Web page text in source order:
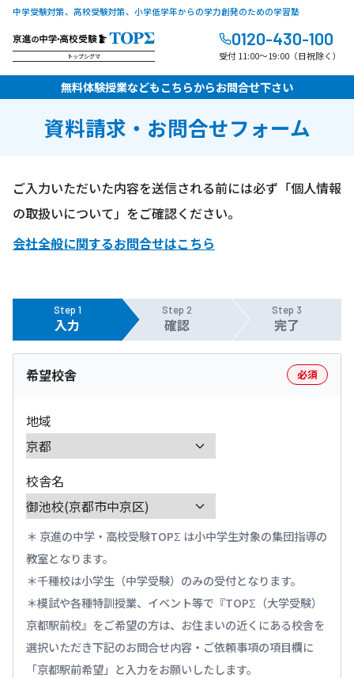
中学受験対策、高校受験対策、小学低学年からの学力創発のための学習塾
トップシグマ
0120-430-100
受付 11:00～19:00（日祝除く）
資料請求・お問合せフォーム
無料体験授業などもこちらからお問合せ下さい
ご入力いただいた内容を送信される前には必ず「個人情報
の取扱いについて」をご確認ください。
会社全般に関するお問合せはこちら
Step 1
入力
Step 2
確認
Step 3
完了
希望校舎 必須
地域
校舎名
京進の中学・高校受験TOPΣ は小中学生対象の集団指導の
教室となります。
千種校は小学生（中学受験）のみの受付となります。
模試や各種特訓授業、イベント等で『TOPΣ（大学受験）
京都駅前校』をご希望の方は、お住まいの近くにある校舎を
選択いただき下記のお問合せ内容・ご依頼事項の項目欄に
「京都駅前希望」と入力をお願いしたします。